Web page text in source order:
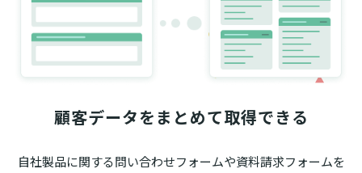
顧客データをまとめて取得できる
自社製品に関する問い合わせフォームや資料請求フォームを